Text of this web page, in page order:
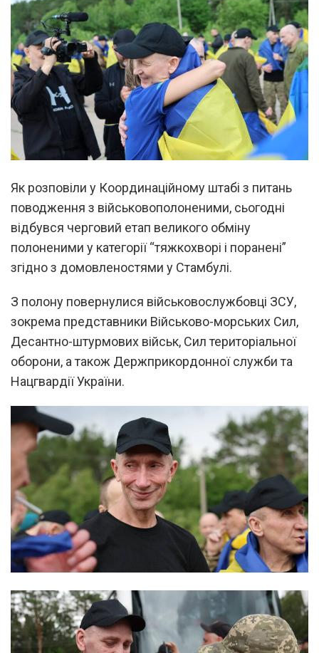
Як розповіли у Координаційному штабі з питань
поводження з військовополоненими, сьогодні
відбувся черговий етап великого обміну
полоненими у категорії “тяжкохворі і поранені”
згідно з домовленостями у Стамбулі.
З полону повернулися військовослужбовці ЗСУ,
зокрема представники Військово-морських Сил,
Десантно-штурмових військ, Сил територіальної
оборони, а також Держприкордонної служби та
Нацгвардії України.